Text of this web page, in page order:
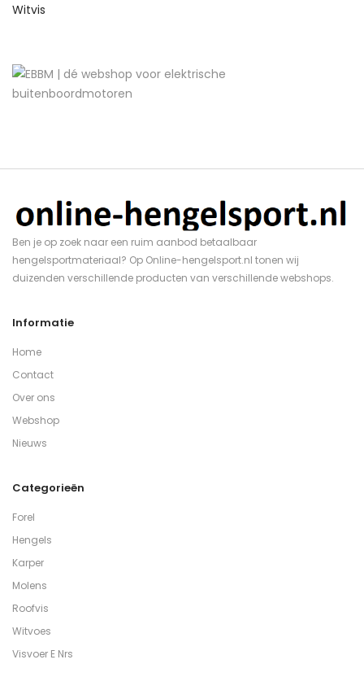
Witvis
Ben je op zoek naar een ruim aanbod betaalbaar
hengelsportmateriaal? Op Online-hengelsport.nl tonen wij
duizenden verschillende producten van verschillende webshops.
Informatie
Home
Contact
Over ons
Webshop
Nieuws
Categorieën
Forel
Hengels
Karper
Molens
Roofvis
Witvoes
Visvoer E Nrs